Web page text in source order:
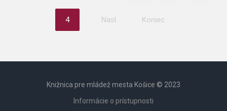
4 Nasl. Koniec
Knižnica pre mládež mesta Košice © 2023
Informácie o prístupnosti